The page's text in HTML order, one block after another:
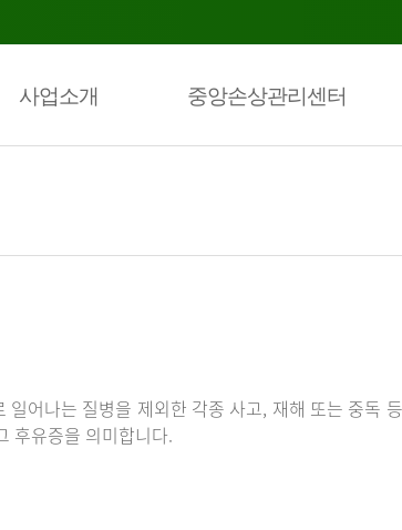
사업소개 중앙손상관리센터
어나는 질병을 제외한 각종 사고, 재해 또는 중독
후유증을 의미합니다.